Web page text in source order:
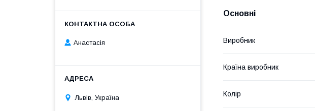
Основні
Виробник
Країна виробник
Колір
Анастасія
Львів, Україна